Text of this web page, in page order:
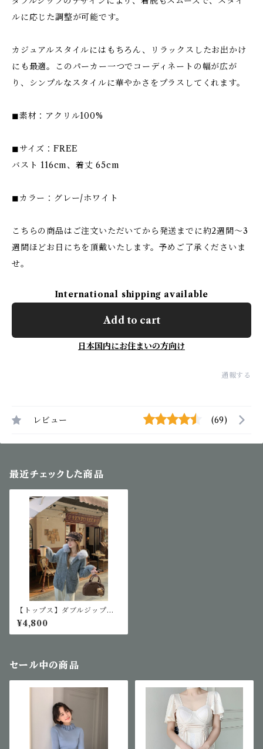
ルに応じた調整が可能です。
カジュアルスタイルにはもちろん、リラックスしたお出かけ
にも最適。このパーカー一つでコーディネートの幅が広が
り、シンプルなスタイルに華やかさをプラスしてくれます。
◼︎素材：アクリル100%
◼︎サイズ：FREE
バスト 116cm、着丈 65cm
◼︎カラー：グレー/ホワイト
こちらの商品はご注文いただいてから発送までに約2週間〜3
週間ほどお日にちを頂戴いたします。予めご了承くださいま
せ。
International shipping available
Add to cart
日本国内にお住まいの方向け
通報する
レビュー (69)
最近チェックした商品
【トップス】ダブルジップニ
ットパーカー
¥4,800
セール中の商品